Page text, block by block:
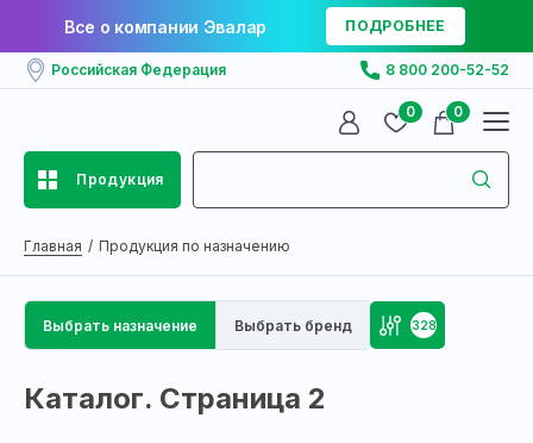
Все о компании Эвалар ПОДРОБНЕЕ
Российская Федерация 8 800 200-52-52
0 0
Продукция
Главная Продукция по назначению
Выбрать назначение Выбрать бренд 328
Каталог. Страница 2